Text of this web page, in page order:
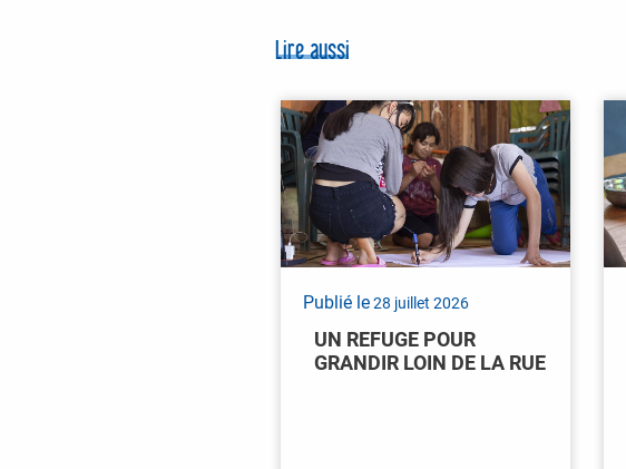
Lire aussi
Publié le28 juillet 2026
UN REFUGE POUR
GRANDIR LOIN DE LA RUE